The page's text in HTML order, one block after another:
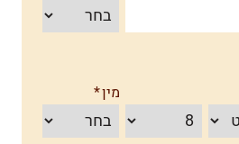
יום לידה
מין